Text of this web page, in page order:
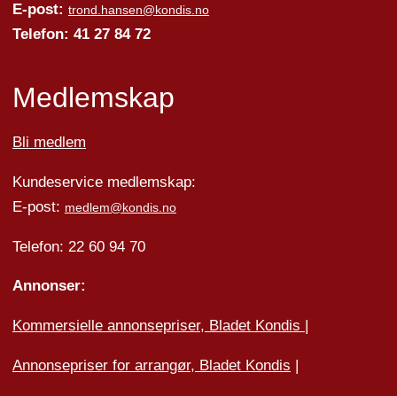
E-post: trond.hansen@kondis.no
Telefon: 41 27 84 72
Medlemskap
Bli medlem
Kundeservice medlemskap:
E-post: medlem@kondis.no
Telefon: 22 60 94 70
Annonser:
Kommersielle annonsepriser, Bladet Kondis
Annonsepriser for arrangør, Bladet Kondis